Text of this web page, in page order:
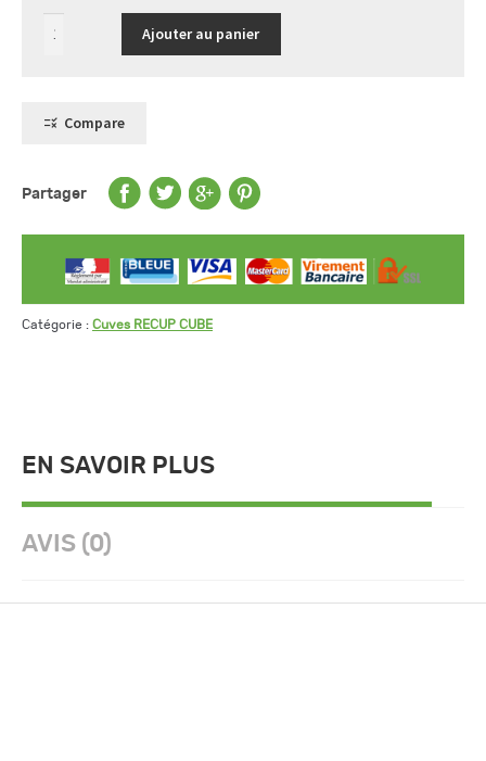
quantité
de
Ajouter au panier
Compare
Partager
Catégorie : Cuves RECUP CUBE
EN SAVOIR PLUS
AVIS (0)